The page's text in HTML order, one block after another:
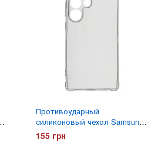
Противоударный
силиконовый чехол Samsung
Galaxy S26 Ultra (S948B) Gelius
Proof Прозрачный
155 грн